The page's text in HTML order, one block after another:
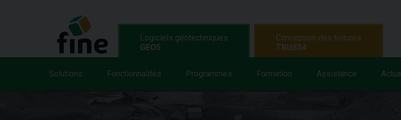
Logiciels géotechniques
GEO5
Solutions Fonctionnalités Programmes Formation Assistance
Conception des toitures
TRUSS4